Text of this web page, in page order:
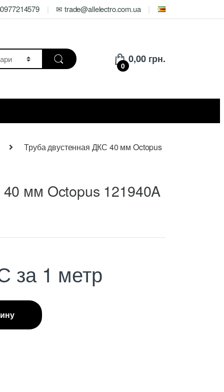
✉ trade@allelectro.com.ua
0
0,00 грн.
Труба двустенная ДКС 40 мм Octopus
мм Octopus 121940A
за 1 метр